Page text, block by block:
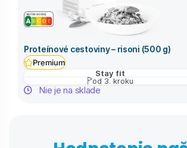
Proteínové cestoviny – risoni (500 g)
Premium
Stay fit
od 3. kroku
Nie je na sklade